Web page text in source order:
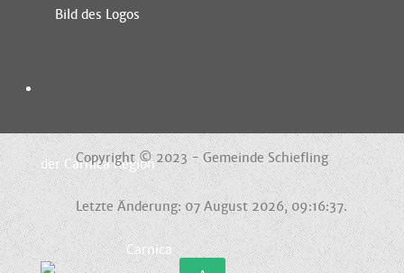
Carnica
Copyright © 2023 - Gemeinde Schiefling
Letzte Änderung: 07 August 2026, 09:16:37.